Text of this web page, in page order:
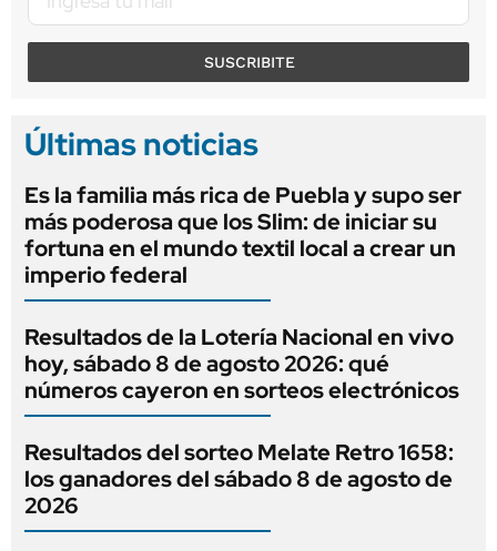
SUSCRIBITE
Últimas noticias
Es la familia más rica de Puebla y supo ser
más poderosa que los Slim: de iniciar su
fortuna en el mundo textil local a crear un
imperio federal
Resultados de la Lotería Nacional en vivo
hoy, sábado 8 de agosto 2026: qué
números cayeron en sorteos electrónicos
Resultados del sorteo Melate Retro 1658:
los ganadores del sábado 8 de agosto de
2026